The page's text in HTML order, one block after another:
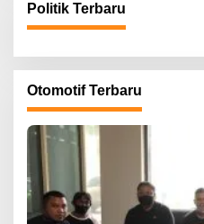
Politik Terbaru
Otomotif Terbaru